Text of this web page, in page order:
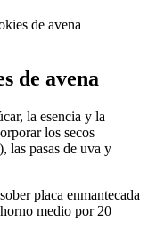
de avena
de avena
la esencia y la
los secos
las pasas de uva y
placa enmantecada
medio por 20